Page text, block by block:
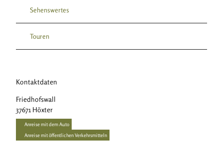
Sehenswertes
Touren
Kontaktdaten
Friedhofswall
37671 Höxter
Anreise mit dem Auto
Anreise mit öffentlichen Verkehrsmitteln